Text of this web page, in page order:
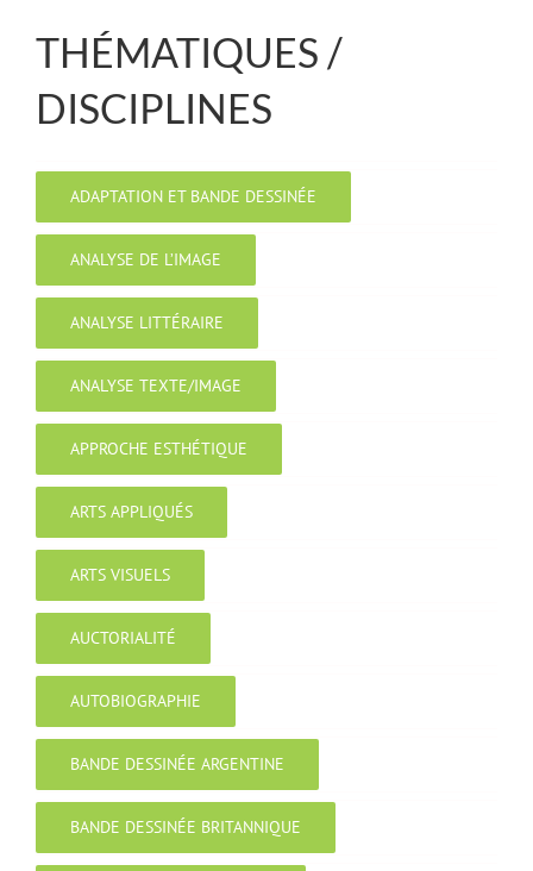
THÉMATIQUES /
DISCIPLINES
ADAPTATION ET BANDE DESSINÉE
ANALYSE DE L’IMAGE
ANALYSE LITTÉRAIRE
ANALYSE TEXTE/IMAGE
APPROCHE ESTHÉTIQUE
ARTS APPLIQUÉS
ARTS VISUELS
AUCTORIALITÉ
AUTOBIOGRAPHIE
BANDE DESSINÉE ARGENTINE
BANDE DESSINÉE BRITANNIQUE